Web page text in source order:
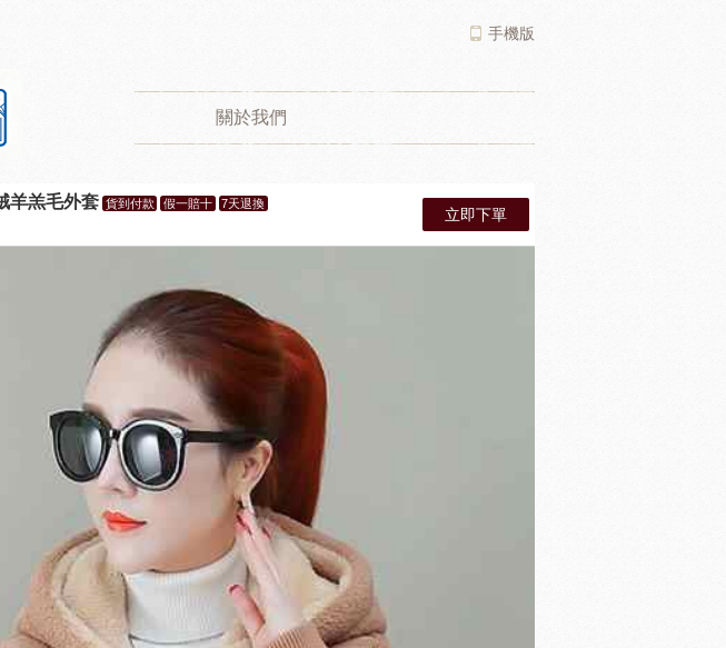
手機版
關於我們
立即下單
羊羔毛外套 貨到付款 假一賠十 7天退換